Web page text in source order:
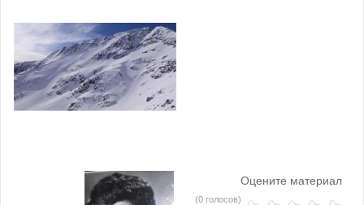
Оцените материал
(0 голосов)